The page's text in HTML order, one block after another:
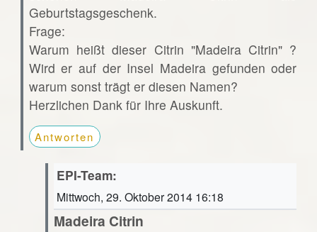
Geburtstagsgeschenk.
Frage:
Warum heißt dieser Citrin "Madeira Citrin" ?
Wird er auf der Insel Madeira gefunden oder
warum sonst trägt er diesen Namen?
Herzlichen Dank für Ihre Auskunft.
Antworten
EPI-Team:
Mittwoch, 29. Oktober 2014 16:18
Madeira Citrin